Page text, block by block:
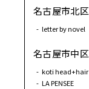
名古屋市北区
letter by novel
名古屋市中区
koti head+hair
LA PENSEE